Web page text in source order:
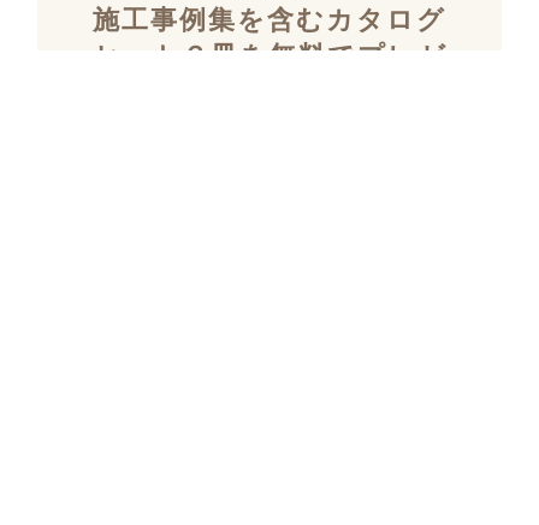
施工事例集を含むカタログ
セット３冊を無料でプレゼ